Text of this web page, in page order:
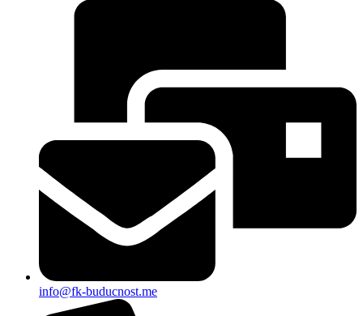
info@fk-buducnost.me